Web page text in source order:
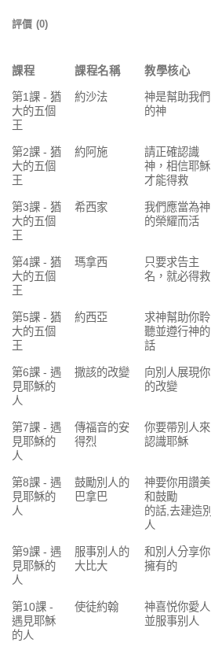
評價 (0)
課程 課程名稱 教學核心
第1課 - 猶
大的五個
王
約沙法
神是幫助我們
的神
第2課 - 猶
大的五個
王
約阿施
請正確認識
神，相信耶穌
才能得救
第3課 - 猶
大的五個
王
希西家
我們應當為神
的榮耀而活
第4課 - 猶
大的五個
王
瑪拿西
只要求告主
名，就必得救
第5課 - 猶
大的五個
王
約西亞
求神幫助你聆
聽並遵行神的
話
第6課 - 遇
見耶穌的
人
撒該的改變
向別人展現你
的改變
第7課 - 遇
見耶穌的
人
傳福音的安
得烈
你要帶別人來
認識耶穌
第8課 - 遇
見耶穌的
人
鼓勵別人的
巴拿巴
神要你用讚美
和鼓勵
的話,去建造別
人
第9課 - 遇
見耶穌的
人
服事別人的
大比大
和別人分享你
擁有的
第10課 -
遇見耶穌
的人
使徒約翰
神喜悦你愛人
並服事别人